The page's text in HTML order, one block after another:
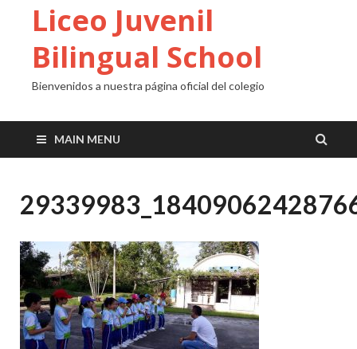
Liceo Juvenil
Bilingual School
Bienvenidos a nuestra página oficial del colegio
MAIN MENU